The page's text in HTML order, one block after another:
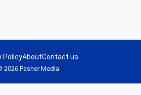
2026 Pasher Media
PolicyAboutContact us